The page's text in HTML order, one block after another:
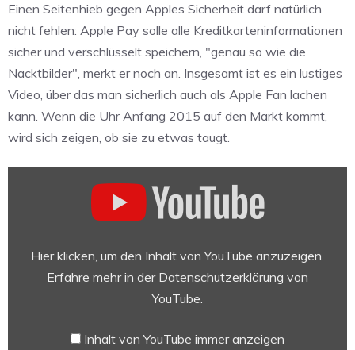
Einen Seitenhieb gegen Apples Sicherheit darf natürlich
nicht fehlen: Apple Pay solle alle Kreditkarteninformationen
sicher und verschlüsselt speichern, "genau so wie die
Nacktbilder", merkt er noch an. Insgesamt ist es ein lustiges
Video, über das man sicherlich auch als Apple Fan lachen
kann. Wenn die Uhr Anfang 2015 auf den Markt kommt,
wird sich zeigen, ob sie zu etwas taugt.
YouTube
Hier klicken, um den Inhalt von YouTube anzuzeigen.
Erfahre mehr in der Datenschutzerklärung von
YouTube.
Inhalt von YouTube immer anzeigen